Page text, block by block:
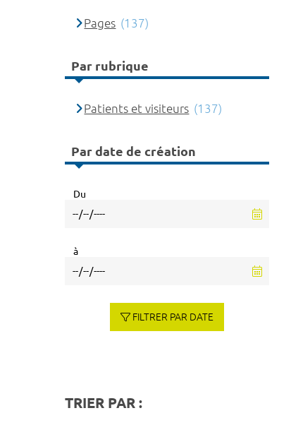
Pages (137)
Par rubrique
Patients et visiteurs (137)
Par date de création
Du
à
FILTRER PAR DATE
TRIER PAR :